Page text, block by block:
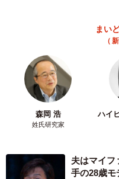
まい
（
森岡 浩
姓氏研究家
ハイ
夫はマイフ
手の28歳モ